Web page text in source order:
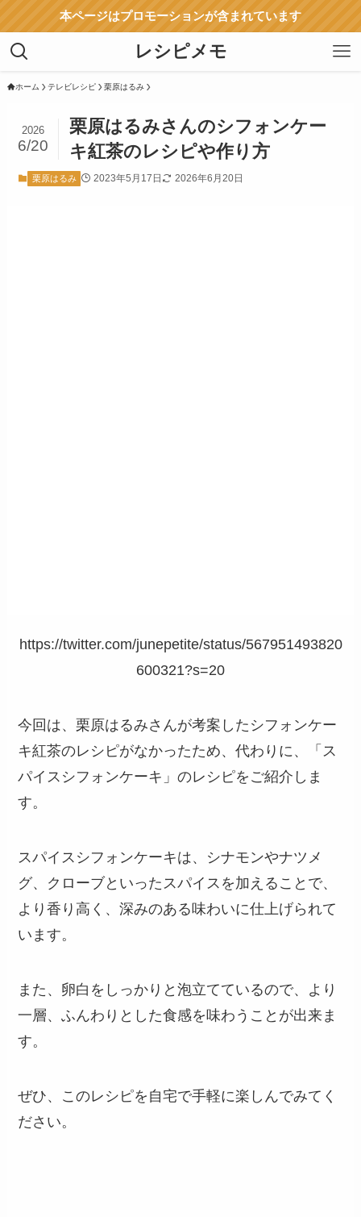
本ページはプロモーションが含まれています
レシピメモ
ホーム テレビレシピ 栗原はるみ
栗原はるみさんのシフォンケー
キ紅茶のレシピや作り方
2026
6/20
栗原はるみ 2023年5月17日 2026年6月20日
https://twitter.com/junepetite/status/567951493820
600321?s=20
今回は、栗原はるみさんが考案したシフォンケー
キ紅茶のレシピがなかったため、代わりに、「ス
パイスシフォンケーキ」のレシピをご紹介しま
す。
スパイスシフォンケーキは、シナモンやナツメ
グ、クローブといったスパイスを加えることで、
より香り高く、深みのある味わいに仕上げられて
います。
また、卵白をしっかりと泡立てているので、より
一層、ふんわりとした食感を味わうことが出来ま
す。
ぜひ、このレシピを自宅で手軽に楽しんでみてく
ださい。